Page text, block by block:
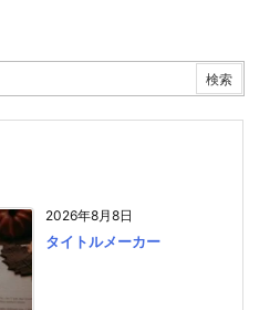
2026年8月8日
タイトルメーカー